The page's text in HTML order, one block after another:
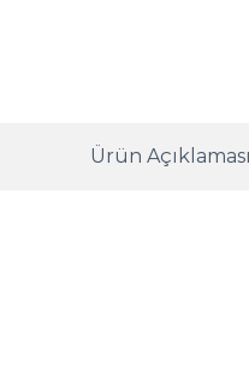
Ürün Açıklaması